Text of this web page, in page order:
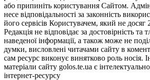
або припиніть користування Сайтом.
несе відповідальності за законність
його сервісів Користувачем, який не досяг
Редакція не відповідає за достовірність та
наведеної інформації, а також може не
думки, висловлені читачами сайту в
сам ресурс виконує винятково роль носія.
матеріали сайту golos.te.ua є
інтернет-ресурсу